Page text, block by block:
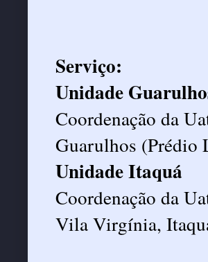
Serviço:
Unidade
Coordenação da
Guarulhos (Prédio
Unidade Itaquá
Coordenação da
Vila Virgínia,